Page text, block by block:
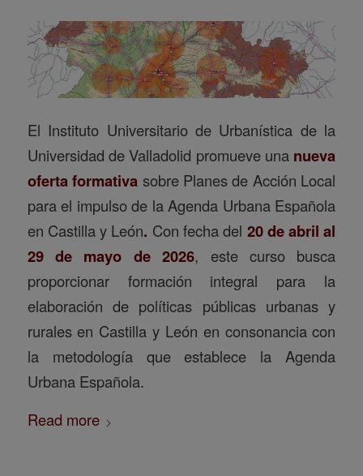
El Instituto Universitario de Urbanística de la
Universidad de Valladolid promueve una nueva
oferta formativa sobre Planes de Acción Local
para el impulso de la Agenda Urbana Española
en Castilla y León. Con fecha del 20 de abril al
29 de mayo de 2026, este curso busca
proporcionar formación integral para la
elaboración de políticas públicas urbanas y
rurales en Castilla y León en consonancia con
la metodología que establece la Agenda
Urbana Española.
Read more